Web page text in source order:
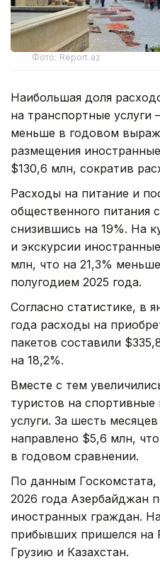
Фото: Report.az
Наибольшая доля
на транспортные
меньше в годовом
размещения
$130,6 млн, сократив
Расходы на питание и
общественного питания
снизившись на 19%. На
и экскурсии
млн, что на 21,3%
полугодием 2025 года.
Согласно статистике, в
года расходы на
пакетов составили
на 18,2%.
Вместе с тем
туристов на спортивные
услуги. За шесть
направлено $5,6 млн,
в годовом сравнении.
По данным
2026 года Азербайджан
иностранных граждан.
прибывших пришелся
Грузию и Казахстан.